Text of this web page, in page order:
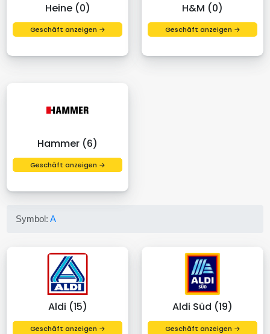
Heine (0)
Geschäft anzeigen →
H&M (0)
Geschäft anzeigen →
Hammer (6)
Geschäft anzeigen →
Symbol:A
Aldi (15)
Geschäft anzeigen →
Aldi Süd (19)
Geschäft anzeigen →